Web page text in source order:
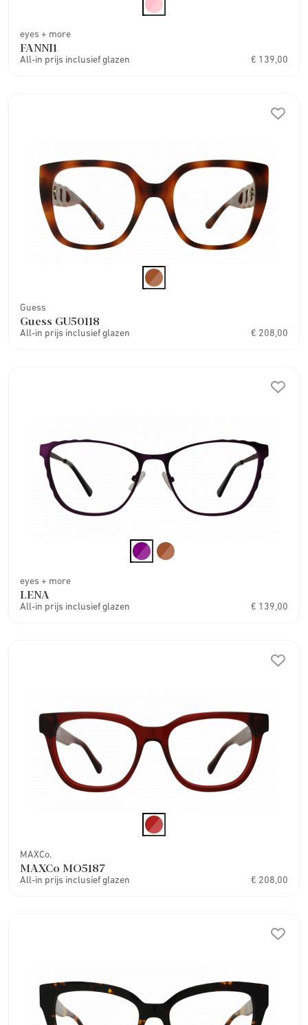
eyes + more
FANNI1
All-in prijs inclusief glazen € 139,00
Guess
Guess GU50118
All-in prijs inclusief glazen € 208,00
eyes + more
LENA
All-in prijs inclusief glazen € 139,00
MAXCo.
MAXCo MO5187
All-in prijs inclusief glazen € 208,00